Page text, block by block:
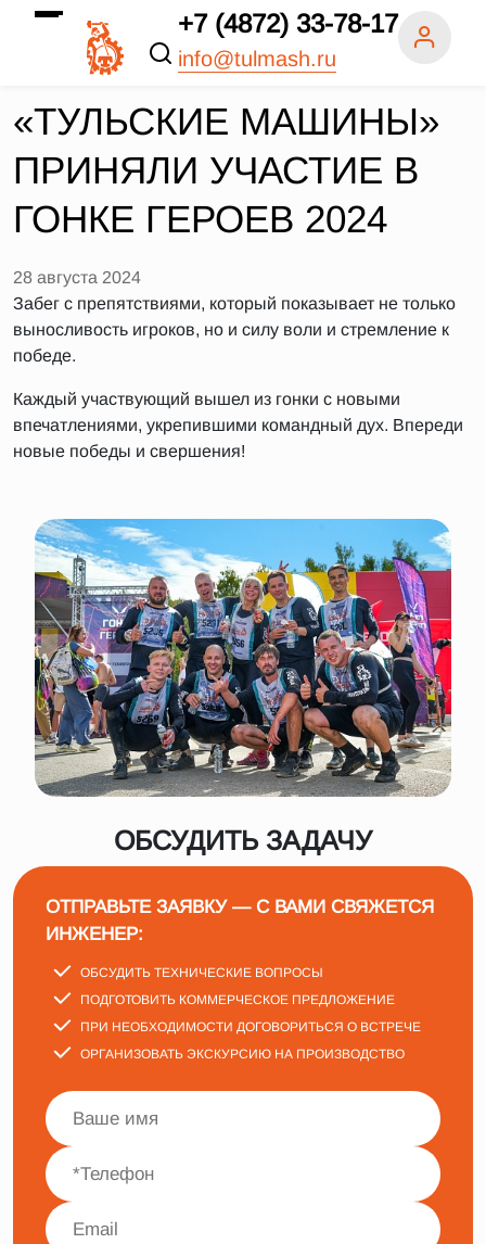
+7 (4872) 33-78-17
info@tulmash.ru
«ТУЛЬСКИЕ МАШИНЫ»
ПРИНЯЛИ УЧАСТИЕ В
ГОНКЕ ГЕРОЕВ 2024
28 августа 2024
Забег с препятствиями, который показывает не только
выносливость игроков, но и силу воли и стремление к
победе.
Каждый участвующий вышел из гонки с новыми
впечатлениями, укрепившими командный дух. Впереди
новые победы и свершения!
ОБСУДИТЬ ЗАДАЧУ
ОТПРАВЬТЕ ЗАЯВКУ — С ВАМИ СВЯЖЕТСЯ
ИНЖЕНЕР:
ОБСУДИТЬ ТЕХНИЧЕСКИЕ ВОПРОСЫ
ПОДГОТОВИТЬ КОММЕРЧЕСКОЕ ПРЕДЛОЖЕНИЕ
ПРИ НЕОБХОДИМОСТИ ДОГОВОРИТЬСЯ О ВСТРЕЧЕ
ОРГАНИЗОВАТЬ ЭКСКУРСИЮ НА ПРОИЗВОДСТВО